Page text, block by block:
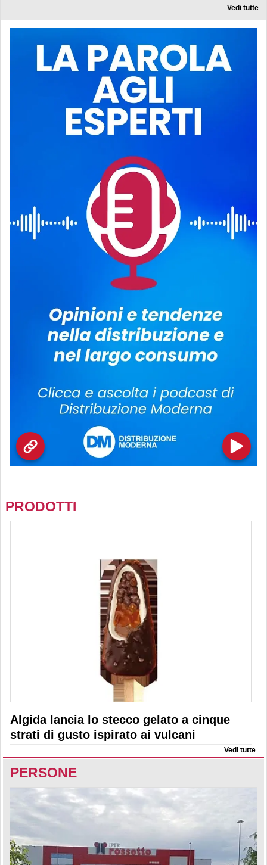
Vedi tutte
PRODOTTI
Algida lancia lo stecco gelato a cinque
strati di gusto ispirato ai vulcani
Vedi tutte
PERSONE